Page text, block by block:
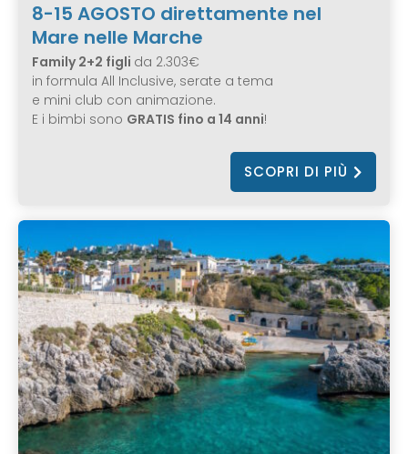
8-15 AGOSTO direttamente nel
Mare nelle Marche
Family 2+2 figli da 2.303€
in formula All Inclusive, serate a tema
e mini club con animazione.
E i bimbi sono GRATIS fino a 14 anni!
SCOPRI DI PIÙ